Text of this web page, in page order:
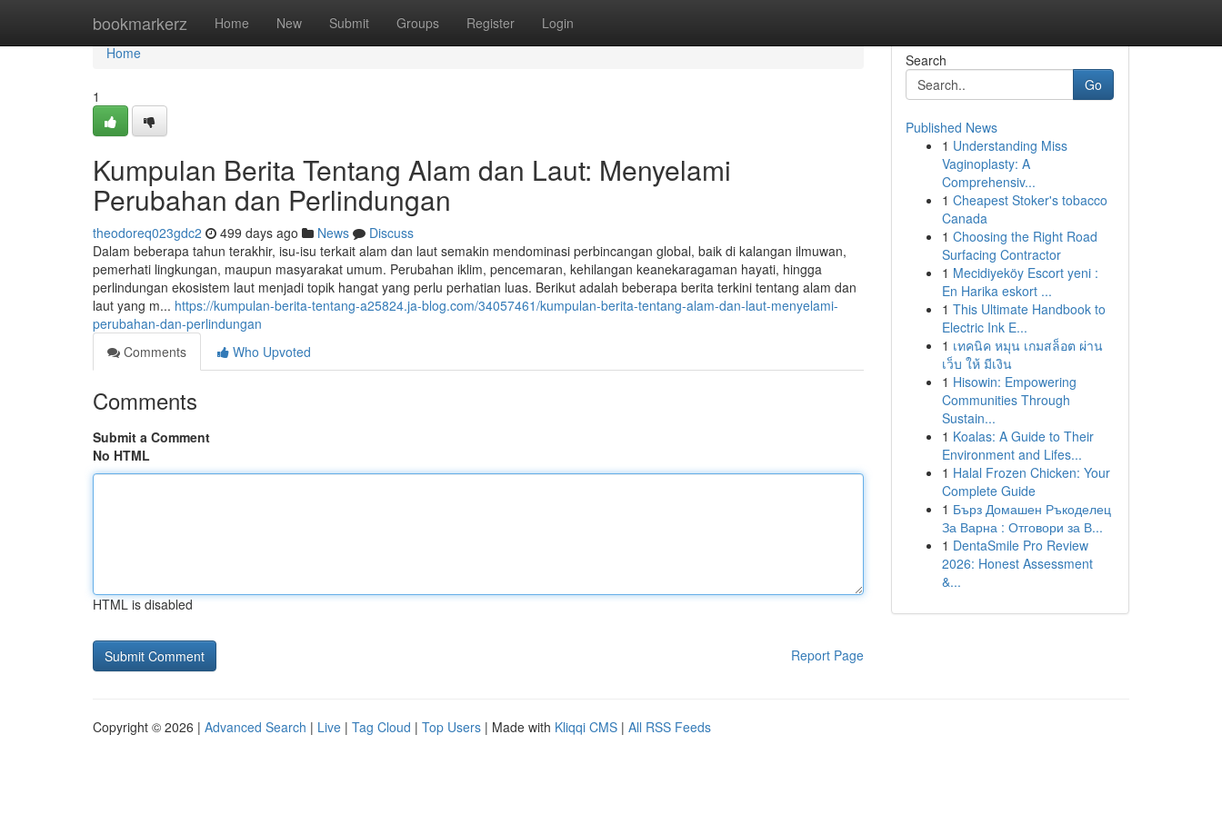
bookmarkerz Home New Submit Groups Register Login
Home
Home
1
Kumpulan Berita Tentang Alam dan Laut: Menyelami
Perubahan dan Perlindungan
theodoreq023gdc2 499 days ago News
Discuss
Dalam beberapa tahun terakhir, isu-isu terkait alam dan laut semakin mendominasi perbincangan global, baik di kalangan ilmuwan,
pemerhati lingkungan, maupun masyarakat umum. Perubahan iklim, pencemaran, kehilangan keanekaragaman hayati, hingga
perlindungan ekosistem laut menjadi topik hangat yang perlu perhatian luas. Berikut adalah beberapa berita terkini tentang alam dan
laut yang m... https://kumpulan-berita-tentang-a25824.ja-blog.com/34057461/kumpulan-berita-tentang-alam-dan-laut-menyelami-
perubahan-dan-perlindungan
Comments
Who Upvoted
Comments
Submit a Comment
No HTML
HTML is disabled
Report Page
Search
Go
Published News
1 Understanding Miss
Vaginoplasty: A
Comprehensiv...
1 Cheapest Stoker's tobacco
Canada
1 Choosing the Right Road
Surfacing Contractor
1 Mecidiyeköy Escort yeni :
En Harika eskort ...
1 This Ultimate Handbook to
Electric Ink E...
1 เทคนิค หมุน เกมสล็อต ผ่าน
เว็บ ให้ มีเงิน
1 Hisowin: Empowering
Communities Through
Sustain...
1 Koalas: A Guide to Their
Environment and Lifes...
1 Halal Frozen Chicken: Your
Complete Guide
1 Бърз Домашен Ръкоделец
За Варна : Отговори за В...
1 DentaSmile Pro Review
2026: Honest Assessment
&...
Copyright © 2026 | Advanced Search | Live | Tag Cloud | Top Users | Made with Kliqqi CMS | All RSS Feeds